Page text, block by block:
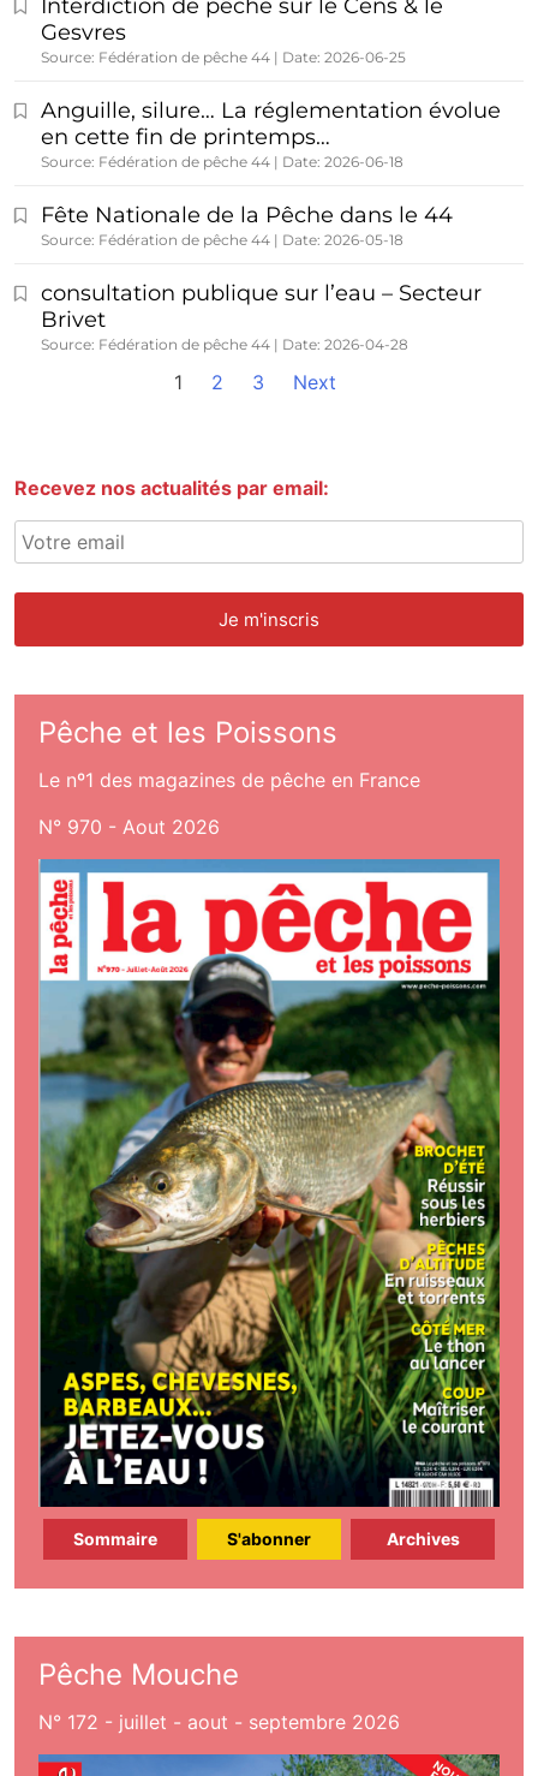
Interdiction de pêche sur le Cens & le
Gesvres
Source: Fédération de pêche 44 Date: 2026-06-25
Anguille, silure… La réglementation évolue
en cette fin de printemps…
Source: Fédération de pêche 44 Date: 2026-06-18
Fête Nationale de la Pêche dans le 44
Source: Fédération de pêche 44 Date: 2026-05-18
consultation publique sur l’eau – Secteur
Brivet
Source: Fédération de pêche 44 Date: 2026-04-28
1 2 3 Next
Recevez nos actualités par email:
Pêche et les Poissons
Le nº1 des magazines de pêche en France
N° 970 - Aout 2026
Sommaire S'abonner Archives
Pêche Mouche
N° 172 - juillet - aout - septembre 2026